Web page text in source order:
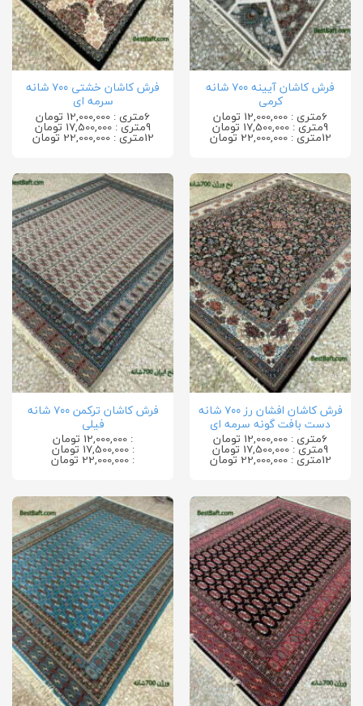
فرش کاشان آیینه ۷۰۰ شانه
کرمی
6متری : 12,000,000 تومان
9متری : 17,500,000 تومان
12متری : 22,000,000 تومان
فرش کاشان خشتی ۷۰۰ شانه
سرمه ای
6متری : 12,000,000 تومان
9متری : 17,500,000 تومان
12متری : 22,000,000 تومان
فرش کاشان افشان رز ۷۰۰ شانه
دست بافت گونه سرمه ای
6متری : 12,000,000 تومان
9متری : 17,500,000 تومان
12متری : 22,000,000 تومان
فرش کاشان ترکمن ۷۰۰ شانه
فیلی
: 12,000,000 تومان
: 17,500,000 تومان
: 22,000,000 تومان